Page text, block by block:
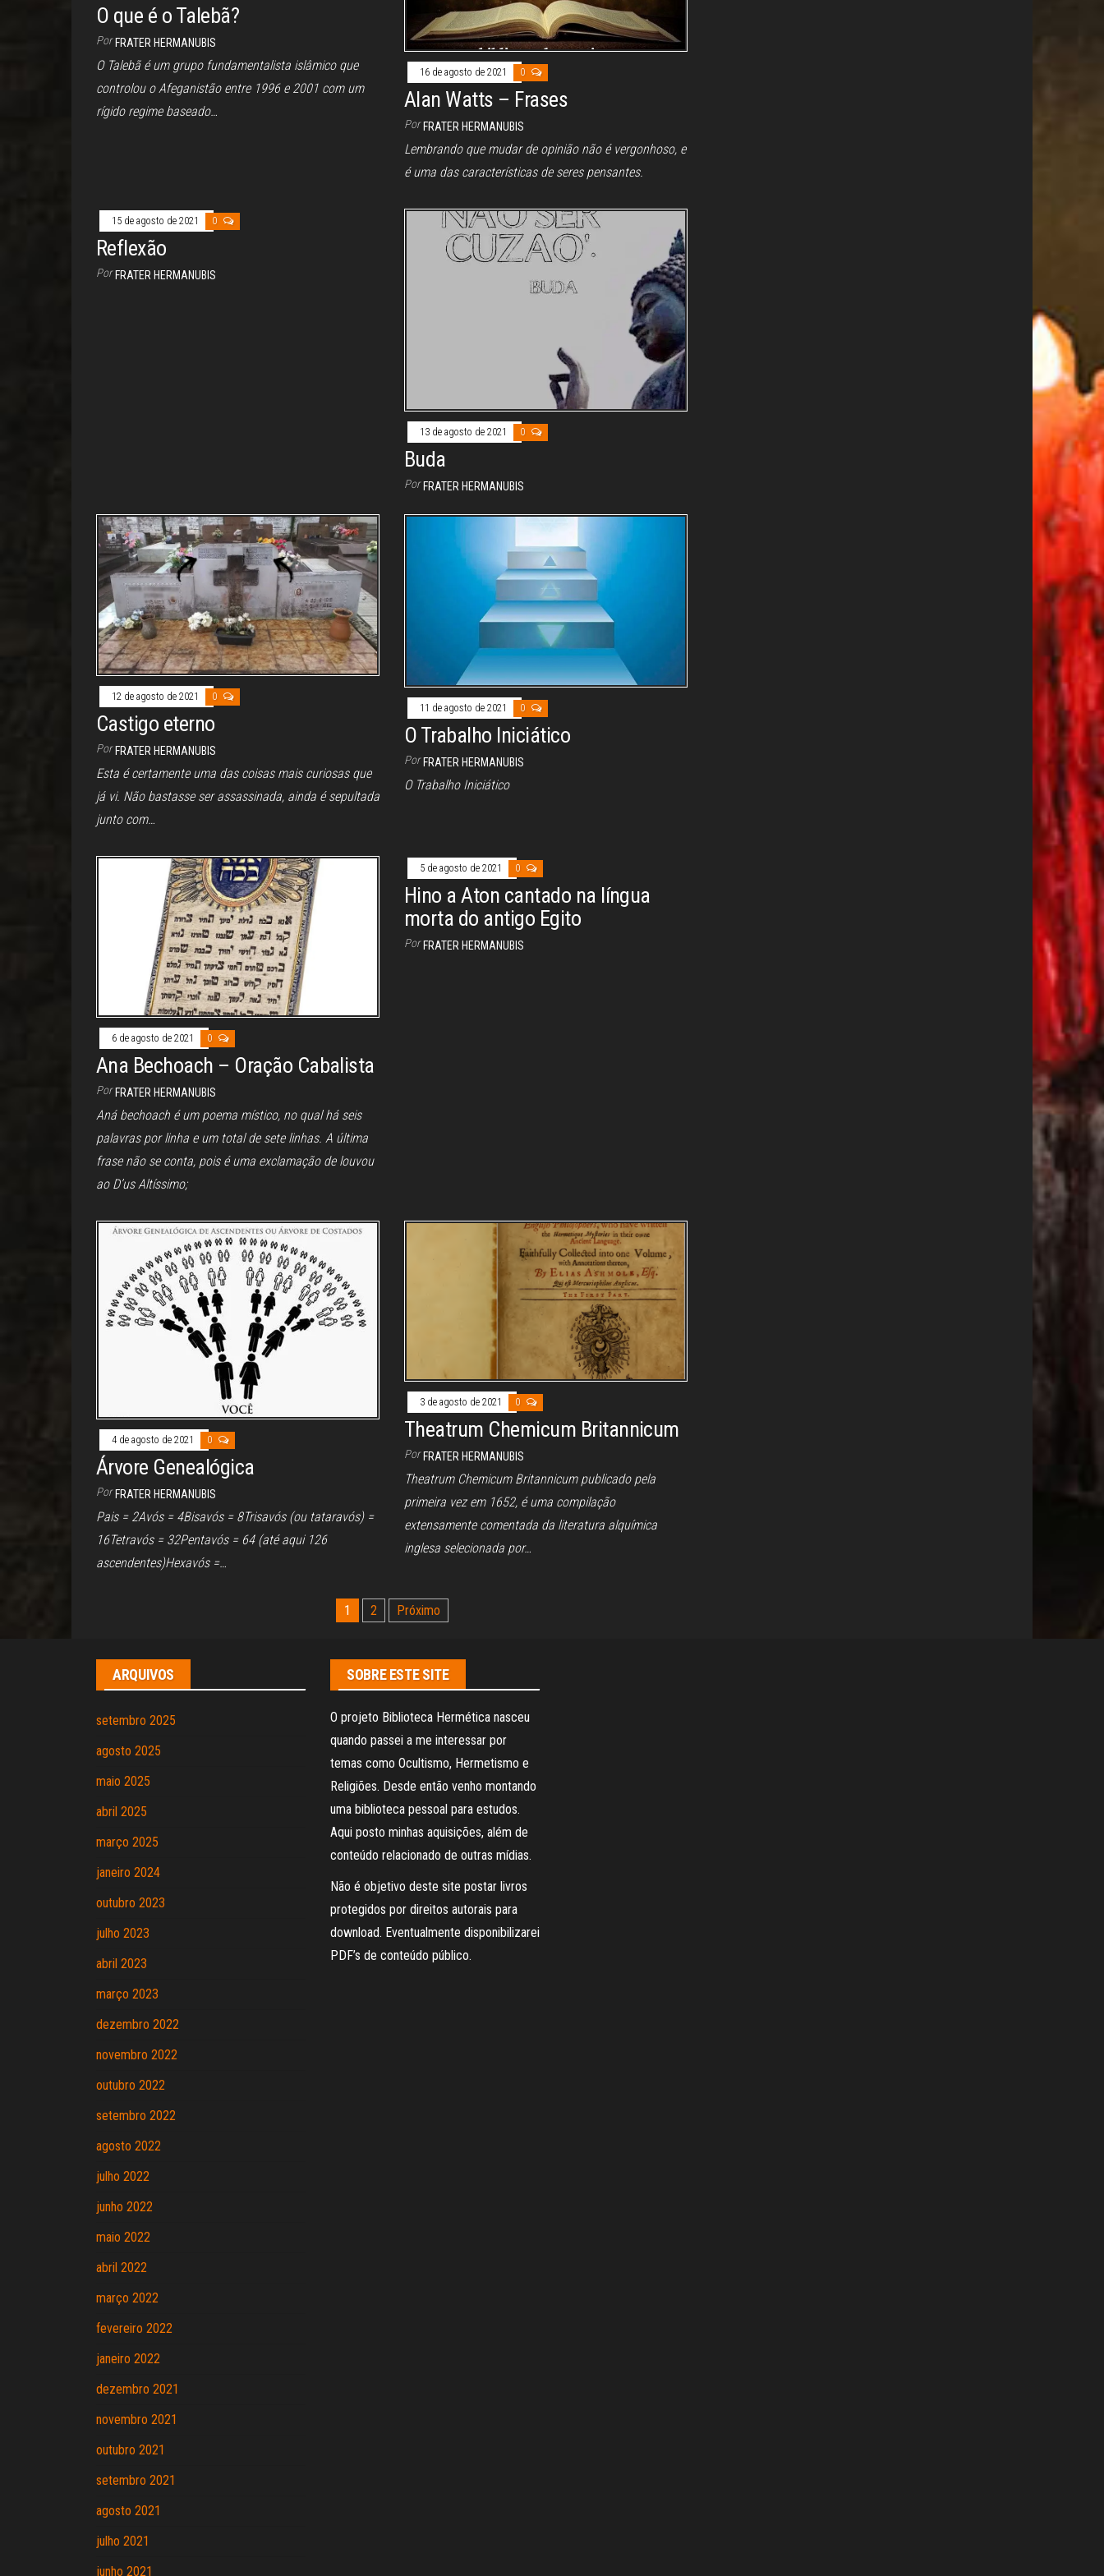
O que é o Talebã?
Por FRATER HERMANUBIS
O Talebã é um grupo fundamentalista islâmico que
controlou o Afeganistão entre 1996 e 2001 com um
rígido regime baseado…
16 de agosto de 2021 0
Alan Watts – Frases
Por FRATER HERMANUBIS
Lembrando que mudar de opinião não é vergonhoso, e
é uma das características de seres pensantes.
15 de agosto de 2021 0
Reflexão
Por FRATER HERMANUBIS
13 de agosto de 2021 0
Buda
Por FRATER HERMANUBIS
12 de agosto de 2021 0
Castigo eterno
Por FRATER HERMANUBIS
Esta é certamente uma das coisas mais curiosas que
já vi. Não bastasse ser assassinada, ainda é sepultada
junto com…
11 de agosto de 2021 0
O Trabalho Iniciático
Por FRATER HERMANUBIS
O Trabalho Iniciático
6 de agosto de 2021 0
Ana Bechoach – Oração Cabalista
Por FRATER HERMANUBIS
Aná bechoach é um poema místico, no qual há seis
palavras por linha e um total de sete linhas. A última
frase não se conta, pois é uma exclamação de louvou
ao D’us Altíssimo;
5 de agosto de 2021 0
Hino a Aton cantado na língua
morta do antigo Egito
Por FRATER HERMANUBIS
4 de agosto de 2021 0
Árvore Genealógica
Por FRATER HERMANUBIS
Pais = 2Avós = 4Bisavós = 8Trisavós (ou tataravós) =
16Tetravós = 32Pentavós = 64 (até aqui 126
ascendentes)Hexavós =…
3 de agosto de 2021 0
Theatrum Chemicum Britannicum
Por FRATER HERMANUBIS
Theatrum Chemicum Britannicum publicado pela
primeira vez em 1652, é uma compilação
extensamente comentada da literatura alquímica
inglesa selecionada por…
posts
1 2 Próximo
ARQUIVOS
setembro 2025
agosto 2025
maio 2025
abril 2025
março 2025
janeiro 2024
outubro 2023
julho 2023
abril 2023
março 2023
dezembro 2022
novembro 2022
outubro 2022
setembro 2022
agosto 2022
julho 2022
junho 2022
maio 2022
abril 2022
março 2022
fevereiro 2022
janeiro 2022
dezembro 2021
novembro 2021
outubro 2021
setembro 2021
agosto 2021
julho 2021
junho 2021
SOBRE ESTE SITE
O projeto Biblioteca Hermética nasceu
quando passei a me interessar por
temas como Ocultismo, Hermetismo e
Religiões. Desde então venho montando
uma biblioteca pessoal para estudos.
Aqui posto minhas aquisições, além de
conteúdo relacionado de outras mídias.
Não é objetivo deste site postar livros
protegidos por direitos autorais para
download. Eventualmente disponibilizarei
PDF’s de conteúdo público.